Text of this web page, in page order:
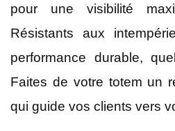
pour une visibilité
Résistants aux
performance durable,
Faites de votre totem un
qui guide vos clients vers